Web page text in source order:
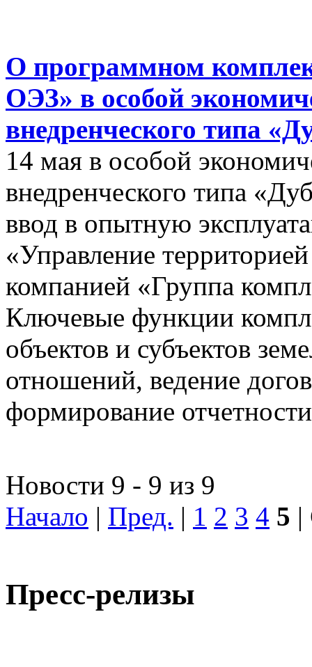
О программном
ОЭЗ» в особой
внедренческого типа
14 мая в особой
внедренческого типа
ввод в опытную
«Управление
компанией «Группа
Ключевые функции
объектов и субъектов
отношений, ведение
формирование
Новости 9 - 9 из 9
Начало | Пред. | 1 2 3 4 5 |
Пресс-релизы